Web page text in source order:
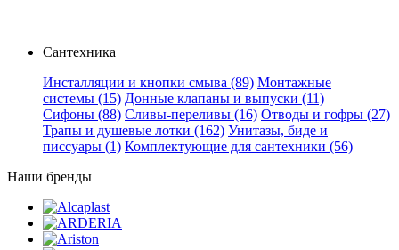
Сантехника
Инсталляции и кнопки смыва (89) Монтажные
системы (15) Донные клапаны и выпуски (11)
Сифоны (88) Сливы-переливы (16) Отводы и гофры (27)
Трапы и душевые лотки (162) Унитазы, биде и
писсуары (1) Комплектующие для сантехники (56)
Наши бренды